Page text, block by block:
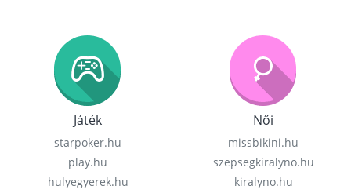
Játék
starpoker.hu
play.hu
hulyegyerek.hu
Női
missbikini.hu
szepsegkiralyno.hu
kiralyno.hu